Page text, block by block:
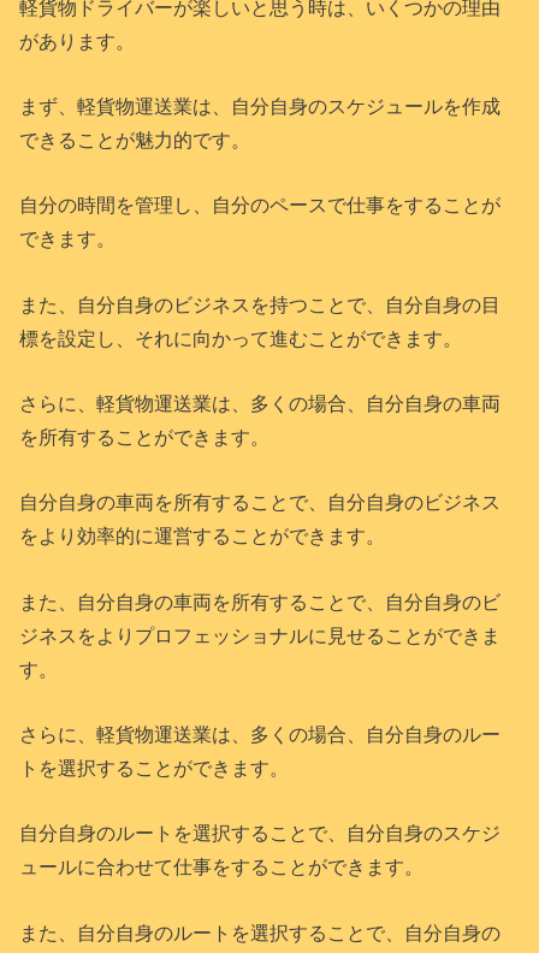
軽貨物ドライバーが楽しいと思う時は、いくつかの理由
があります。
まず、軽貨物運送業は、自分自身のスケジュールを作成
できることが魅力的です。
自分の時間を管理し、自分のペースで仕事をすることが
できます。
また、自分自身のビジネスを持つことで、自分自身の目
標を設定し、それに向かって進むことができます。
さらに、軽貨物運送業は、多くの場合、自分自身の車両
を所有することができます。
自分自身の車両を所有することで、自分自身のビジネス
をより効率的に運営することができます。
また、自分自身の車両を所有することで、自分自身のビ
ジネスをよりプロフェッショナルに見せることができま
す。
さらに、軽貨物運送業は、多くの場合、自分自身のルー
トを選択することができます。
自分自身のルートを選択することで、自分自身のスケジ
ュールに合わせて仕事をすることができます。
また、自分自身のルートを選択することで、自分自身の